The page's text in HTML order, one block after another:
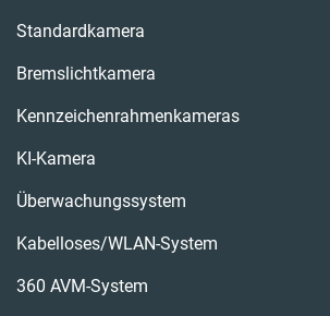
Standardkamera
Bremslichtkamera
Kennzeichenrahmenkameras
KI-Kamera
Überwachungssystem
Kabelloses/WLAN-System
360 AVM-System